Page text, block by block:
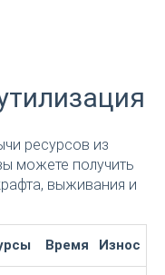
ресурсов из
можете получить
выживания и
Время Износ